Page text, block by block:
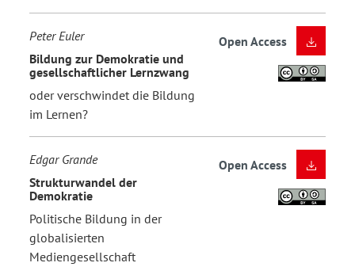
Peter Euler
Bildung zur Demokratie und
gesellschaftlicher Lernzwang
oder verschwindet die Bildung
im Lernen?
Open Access
Edgar Grande
Strukturwandel der
Demokratie
Politische Bildung in der
globalisierten
Mediengesellschaft
Open Access